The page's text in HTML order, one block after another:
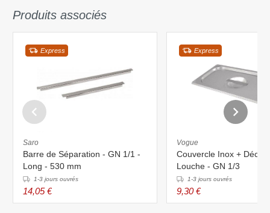
Produits associés
Express
Saro
Barre de Séparation - GN 1/1 -
Long - 530 mm
1-3 jours ouvrés
14,05 €
Express
Vogue
Couvercle Inox +
Louche - GN 1/3
1-3 jours ouvrés
9,30 €